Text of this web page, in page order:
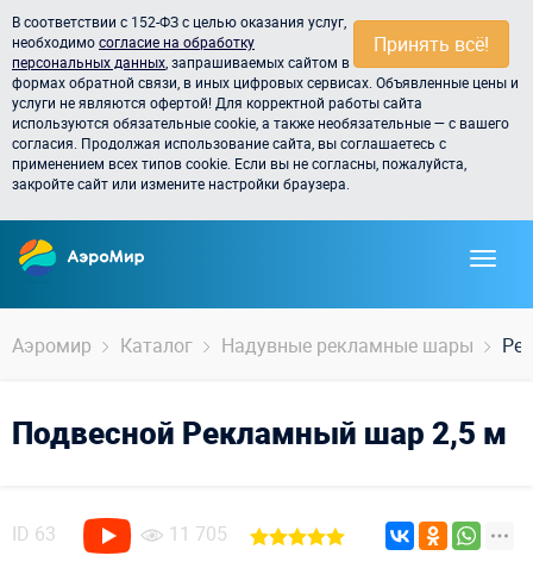
Принять всё!
В соответствии с 152-ФЗ с целью оказания услуг,
необходимосогласие на обработку
персональных данных , запрашиваемых сайтом в
формах обратной связи, в иных цифровых сервисах. Объявленные цены и
услуги не являются офертой! Для корректной работы сайта
используются обязательные cookie, а также необязательные — с вашего
согласия. Продолжая использование сайта, вы соглашаетесь с
применением всех типов cookie. Если вы не согласны, пожалуйста,
закройте сайт или измените настройки браузера.
Аэромир Каталог Надувные рекламные шары
Подвесной Рекламный шар 2,5 м
ID 63 11 705